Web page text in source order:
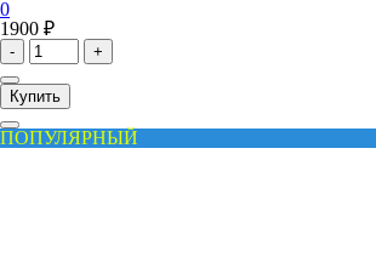
0
1900 ₽
- +
Купить
ПОПУЛЯРНЫЙ